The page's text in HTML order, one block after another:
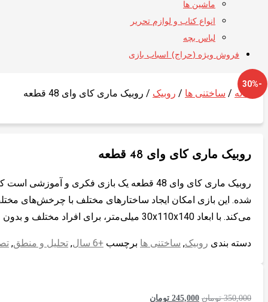
ماشین ها
انواع کتاب و لوازم تحریر
لباس بچه
فروش ویژه (حراج) اسباب بازی
خانه / ساختنی ها / روبیک / روبیک ماری کای وای 48 قطعه
-30%
روبیک ماری کای وای 48 قطعه
روبیک ماری کای وای 48 قطعه یک بازی فکری و
شده. این بازی امکان ایجاد ساختارهای مختلف با چرخش‌های
می‌کند. با ابعاد 30x110x140 میلی‌متر، برای افراد مختلف و بدون محدودیت سنی مناسب است. با استفاده از منشورهای پلاستیک …
دسته بندی روبیک, ساختنی ها برچسب +6 سال , تحلیل و منطق,
350,000 تومان قیمت
245,000 تومان